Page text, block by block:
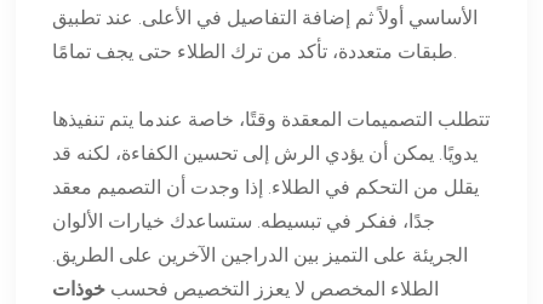
الأساسي أولاً ثم إضافة التفاصيل في الأعلى. عند تطبيق
طبقات متعددة، تأكد من ترك الطلاء حتى يجف تمامًا.
تتطلب التصميمات المعقدة وقتًا، خاصة عندما يتم تنفيذها
يدويًا. يمكن أن يؤدي الرش إلى تحسين الكفاءة، لكنه قد
يقلل من التحكم في الطلاء. إذا وجدت أن التصميم معقد
جدًا، ففكر في تبسيطه. ستساعدك خيارات الألوان
الجريئة على التميز بين الدراجين الآخرين على الطريق.
الطلاء المخصص لا يعزز التخصيص فحسب خوذات